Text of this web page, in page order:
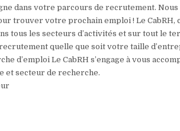
dans votre parcours de recrutement.
trouver votre prochain emploi ! Le CabRH,
tous les secteurs d’activités et sur tout le
quelle que soit votre taille
d’emploi Le CabRH s’engage à vous
et secteur de recherche.